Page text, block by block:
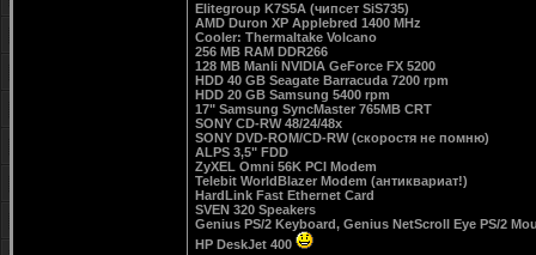
Elitegroup K7S5A (чипсет SiS735)
AMD Duron XP Applebred 1400 MHz
Cooler: Thermaltake Volcano
256 MB RAM DDR266
128 MB Manli NVIDIA GeForce FX 5200
HDD 40 GB Seagate Barracuda 7200 rpm
HDD 20 GB Samsung 5400 rpm
17" Samsung SyncMaster 765MB CRT
SONY CD-RW 48/24/48x
SONY DVD-ROM/CD-RW (скоростя не помню)
ALPS 3,5" FDD
ZyXEL Omni 56K PCI Modem
Telebit WorldBlazer Modem (антиквариат!)
HardLink Fast Ethernet Card
SVEN 320 Speakers
Genius PS/2 Keyboard, Genius NetScroll Eye PS/2
HP DeskJet 400